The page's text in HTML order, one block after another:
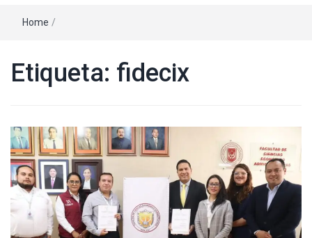
Home /
Etiqueta: fidecix